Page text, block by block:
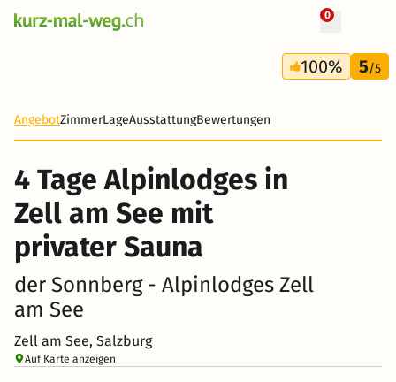
0
4 Tage
203 CHF
+ 10 Fotos
100% 5/5
AngebotZimmerLageAusstattungBewertungen
4 Tage Alpinlodges in
Zell am See mit
privater Sauna
der Sonnberg - Alpinlodges Zell
am See
Zell am See, Salzburg
Auf Karte anzeigen